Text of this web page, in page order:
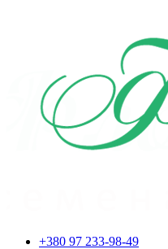
+380 97 233-98-49